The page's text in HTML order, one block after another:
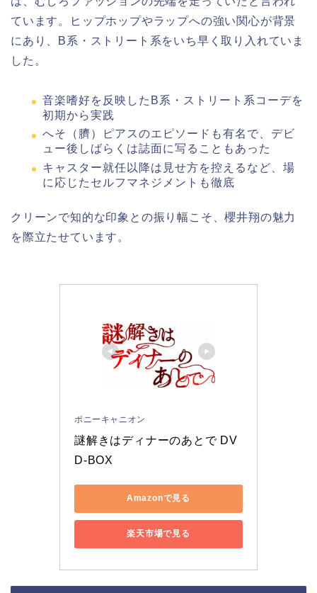
ています。ヒップホップやラップへの強い関心が背景
にあり、B系・ストリート系をいち早く取り入れていま
した。
音楽嗜好を反映したB系・ストリート系コーデを
初期から実践
へそ（臍）ピアスのエピソードも有名で、デビ
ュー後しばらくは誌面に写ることもあった
キャスター就任以降は見せ方を控えるなど、場
に応じたセルフマネジメントも徹底
クリーンで知的な印象との振り幅こそ、櫻井翔の魅力
を際立たせています。
ポニーキャニオン
謎解きはディナーのあとで DV
D-BOX
Amazonで見る
楽天市場で見る